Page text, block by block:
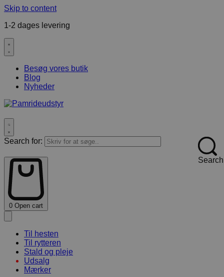
Skip to content
1-2 dages levering
Besøg vores butik
Blog
Nyheder
Search for:
Search
0 Open cart
Til hesten
Til rytteren
Stald og pleje
Udsalg
Mærker